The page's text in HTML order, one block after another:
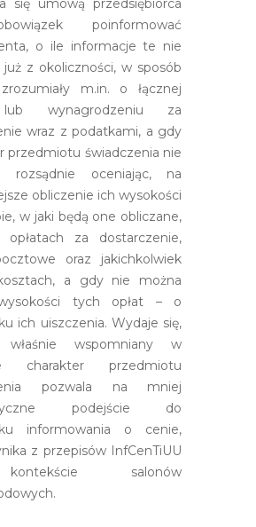
się umową przedsiębiorca
poinformować
o ile informacje te nie
już z okoliczności, w sposób
m.in. o łącznej
wynagrodzeniu za
wraz z podatkami, a gdy
przedmiotu świadczenia nie
rozsądnie oceniając, na
obliczenie ich wysokości
w jaki będą one obliczane,
za dostarczenie,
oraz jakichkolwiek
a gdy nie można
tych opłat – o
ich uiszczenia. Wydaje się,
wspomniany w
charakter przedmiotu
pozwala na mniej
podejście do
informowania o cenie,
z przepisów InfCenTiUU
salonów